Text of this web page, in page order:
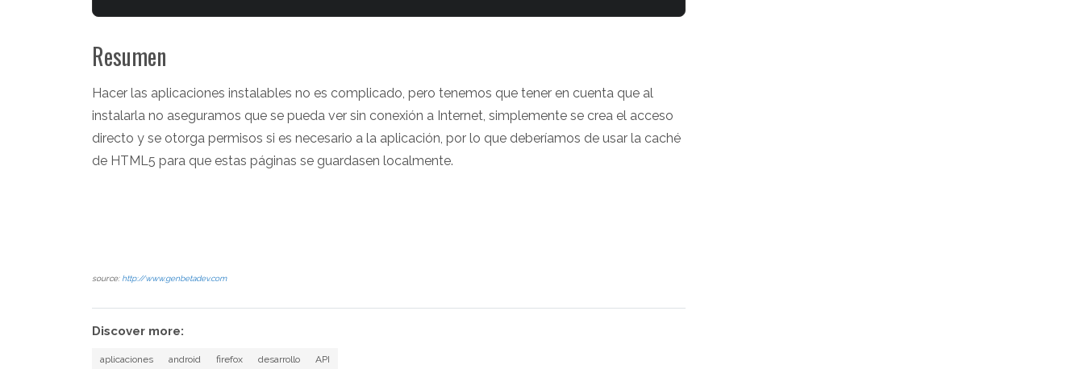
Resumen
Hacer las aplicaciones instalables no es complicado, pero tenemos que tener en cuenta que al
instalarla no aseguramos que se pueda ver sin conexión a Internet, simplemente se crea el acceso
directo y se otorga permisos si es necesario a la aplicación, por lo que deberíamos de usar la caché
de HTML5 para que estas páginas se guardasen localmente.
source: http://www.genbetadev.com
Discover more:
aplicaciones android firefox desarrollo API